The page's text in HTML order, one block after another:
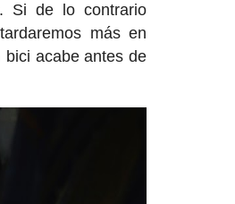
Si de lo contrario
más en
acabe antes de